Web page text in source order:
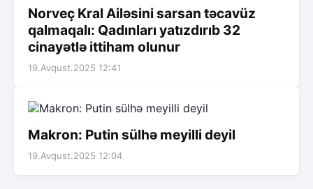
Norveç Kral Ailəsini sarsan təcavüz
qalmaqalı: Qadınları yatızdırıb 32
cinayətlə ittiham olunur
19.Avqust.2025 12:41
Makron: Putin sülhə meyilli deyil
19.Avqust.2025 12:04